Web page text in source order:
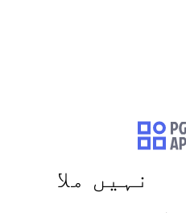
نہیں ملا